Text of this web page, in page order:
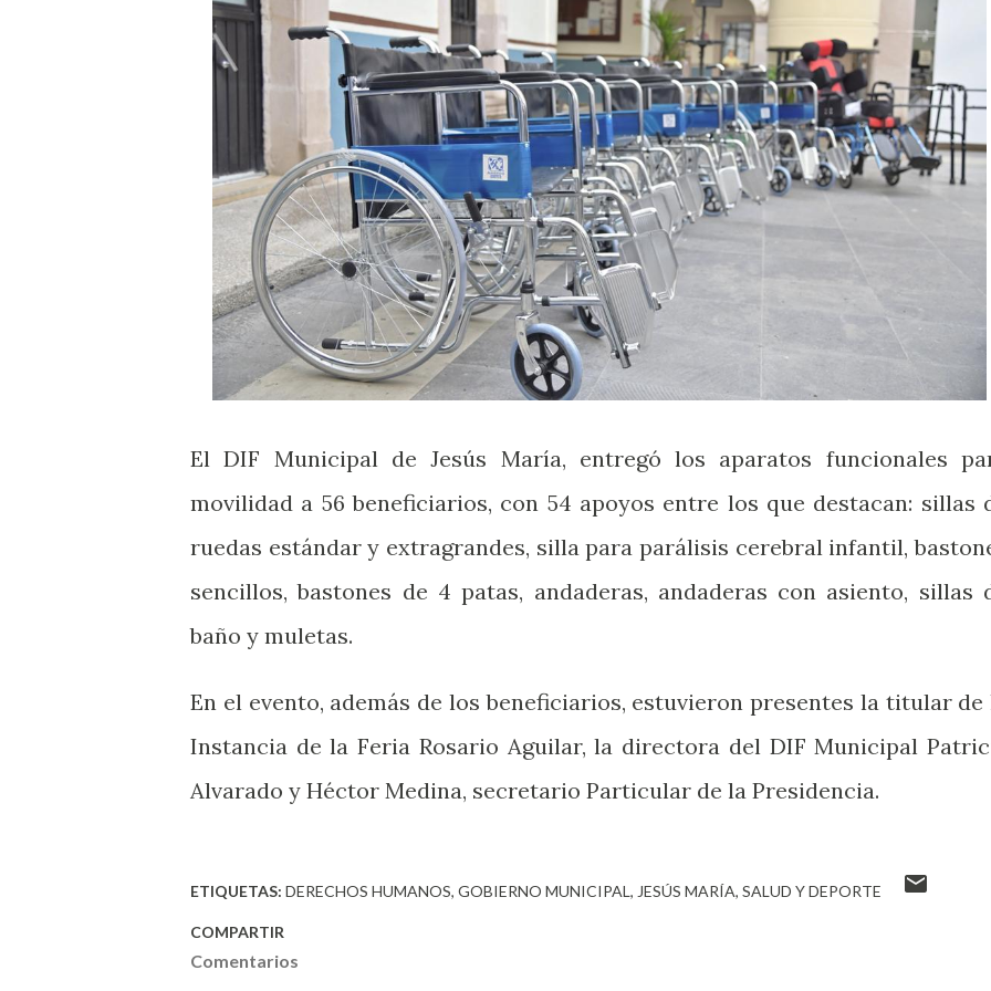
El DIF Municipal de Jesús María, entregó los aparatos funcionales
movilidad a 56 beneficiarios, con 54 apoyos entre los que destacan: sillas
ruedas estándar y extragrandes, silla para parálisis cerebral infantil,
sencillos, bastones de 4 patas, andaderas, andaderas con asiento, sillas
baño y muletas.
En el evento, además de los beneficiarios, estuvieron presentes la titular de
Instancia de la Feria Rosario Aguilar, la directora del DIF Municipal
Alvarado y Héctor Medina, secretario Particular de la Presidencia.
ETIQUETAS: DERECHOS HUMANOS GOBIERNO MUNICIPAL JESÚS MARÍA SALUD Y DEPORTE
COMPARTIR
Comentarios